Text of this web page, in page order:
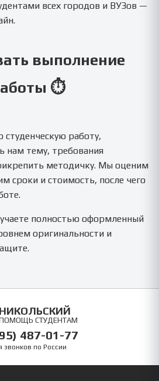
всех городов и ВУЗов —
выполнение
⏱️
работу,
нам тему, требования
методичку. Мы оценим
сроки и стоимость, после чего
полностью оформленный
оригинальности и
НИКОЛЬСКИЙ
СТУДЕНТАМ
487-01-77
звонков по России